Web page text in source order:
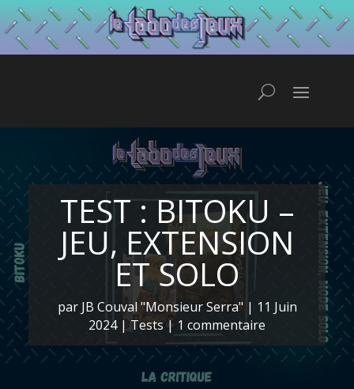
TEST : BITOKU –
JEU, EXTENSION
ET SOLO
par JB Couval "Monsieur Serra"| 11 Juin
2024|Tests | 1 commentaire